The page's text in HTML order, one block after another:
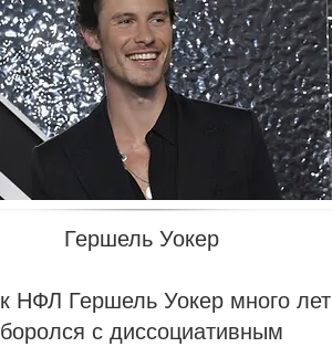
Гершель Уокер
НФЛ Гершель Уокер много лет
боролся с диссоциативным